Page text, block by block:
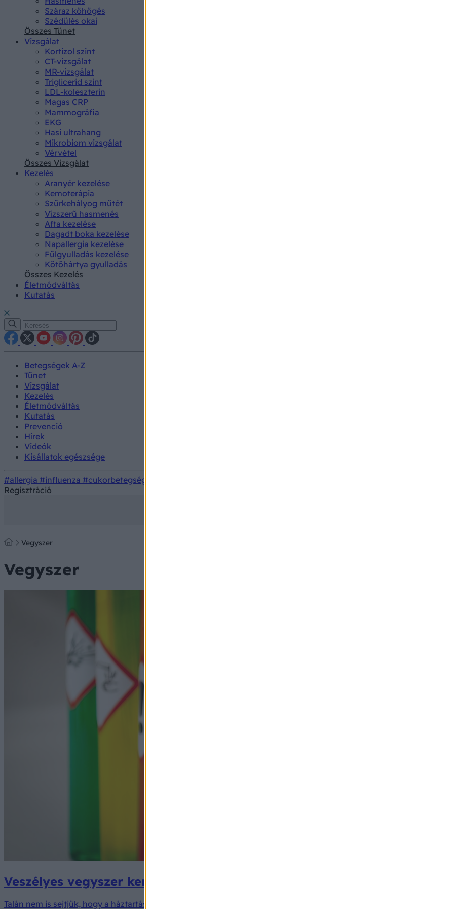
Száraz köhögés
Szédülés okai
Összes Tünet
Vizsgálat
Kortizol szint
CT-vizsgálat
MR-vizsgálat
Triglicerid szint
LDL-koleszterin
Magas CRP
Mammográfia
EKG
Hasi ultrahang
Mikrobiom vizsgálat
Vérvétel
Összes Vizsgálat
Kezelés
Aranyér kezelése
Kemoterápia
Szürkehályog műtét
Vízszerű hasmenés
Afta kezelése
Dagadt boka kezelése
Napallergia kezelése
Fülgyulladás kezelése
Kötőhártya gyulladás
Összes Kezelés
Életmódváltás
Kutatás
Betegségek A-Z
Tünet
Vizsgálat
Kezelés
Életmódváltás
Kutatás
Prevenció
Hírek
Videók
Kisállatok egészsége
#allergia #influenza #cukorbetegség
Regisztráció
Vegyszer
Vegyszer
Veszélyes vegyszer került a bőrére? Ezt a számot hívja fel!
Talán nem is sejtjük, hogy a háztartásunkban megtalálható tisztítószerek, mosószerek mennyi veszélyes anyagot